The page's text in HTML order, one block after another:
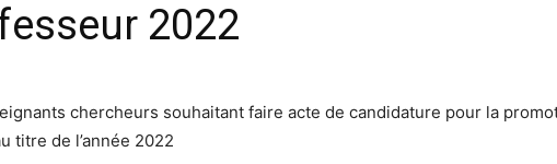
2022
chercheurs souhaitant faire acte de candidature pour la
titre de l’année 2022